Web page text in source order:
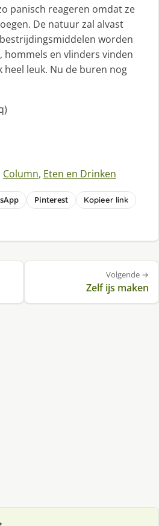
panisch reageren omdat ze
De natuur zal alvast
worden
en vlinders vinden
leuk. Nu de buren nog
Column, Eten en Drinken
Pinterest
Kopieer link
Volgende →
Zelf ijs maken